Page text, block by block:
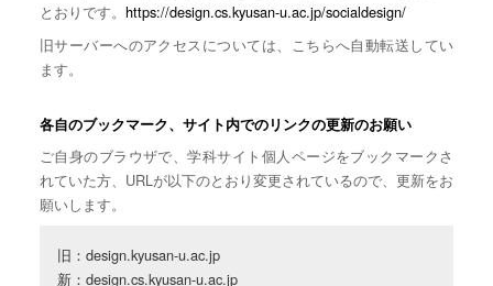
とおりです。 https://design.cs.kyusan-u.ac.jp/socialdesign/
旧サーバーへのアクセスについては、こちらへ自動転送してい
ます。
各自のブックマーク、サイト内でのリンクの更新のお願い
ご自身のブラウザで、学科サイト個人ページをブックマークさ
れていた方、URLが以下のとおり変更されているので、更新をお
願いします。
旧：design.kyusan-u.ac.jp
新：design.cs.kyusan-u.ac.jp